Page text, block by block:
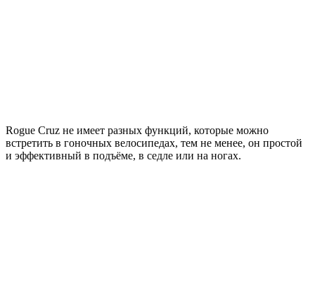
Rogue Cruz не имеет разных функций, которые можно
встретить в гоночных велосипедах, тем не менее, он простой
и эффективный в подъёме, в седле или на ногах.